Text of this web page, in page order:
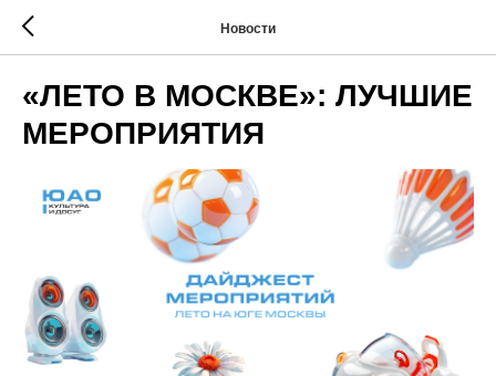
Новости
«ЛЕТО В МОСКВЕ»: ЛУЧШИЕ
МЕРОПРИЯТИЯ